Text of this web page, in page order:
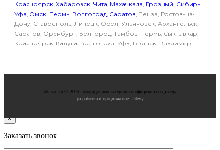
Красноярск, Хабаровск, Чита, Махачкала, Грозный, Сибирь,
Уфа, Омск, Пермь, Волгоград, Саратов, Пенза, Ростов-на-
Дону, Ставрополь, Липецк, Орел, Ульяновск, Архангельск,
Саратов, Оренбург, Белгород, Тамбов, Пермь, Сыктывкар,
Красноярск, Калуга, Волгоград, Уфа, Брянск, Владимир.
sds-sam.ru © 2025 - oбopудoвaниe и cepвиc oт oфициaльнoгo дилepa
разработка и продвижение:Udevy
×
Заказать звонок